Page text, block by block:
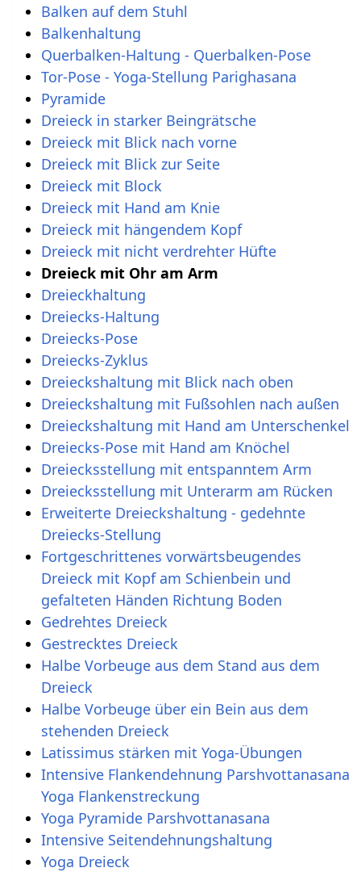
Balken auf dem Stuhl
Balkenhaltung
Querbalken-Haltung - Querbalken-Pose
Tor-Pose - Yoga-Stellung Parighasana
Pyramide
Dreieck in starker Beingrätsche
Dreieck mit Blick nach vorne
Dreieck mit Blick zur Seite
Dreieck mit Block
Dreieck mit Hand am Knie
Dreieck mit hängendem Kopf
Dreieck mit nicht verdrehter Hüfte
Dreieck mit Ohr am Arm
Dreieckhaltung
Dreiecks-Haltung
Dreiecks-Pose
Dreiecks-Zyklus
Dreieckshaltung mit Blick nach oben
Dreieckshaltung mit Fußsohlen nach außen
Dreieckshaltung mit Hand am Unterschenkel
Dreiecks-Pose mit Hand am Knöchel
Dreiecksstellung mit entspanntem Arm
Dreiecksstellung mit Unterarm am Rücken
Erweiterte Dreieckshaltung - gedehnte
Dreiecks-Stellung
Fortgeschrittenes vorwärtsbeugendes
Dreieck mit Kopf am Schienbein und
gefalteten Händen Richtung Boden
Gedrehtes Dreieck
Gestrecktes Dreieck
Halbe Vorbeuge aus dem Stand aus dem
Dreieck
Halbe Vorbeuge über ein Bein aus dem
stehenden Dreieck
Latissimus stärken mit Yoga-Übungen
Intensive Flankendehnung Parshvottanasana
Yoga Flankenstreckung
Yoga Pyramide Parshvottanasana
Intensive Seitendehnungshaltung
Yoga Dreieck